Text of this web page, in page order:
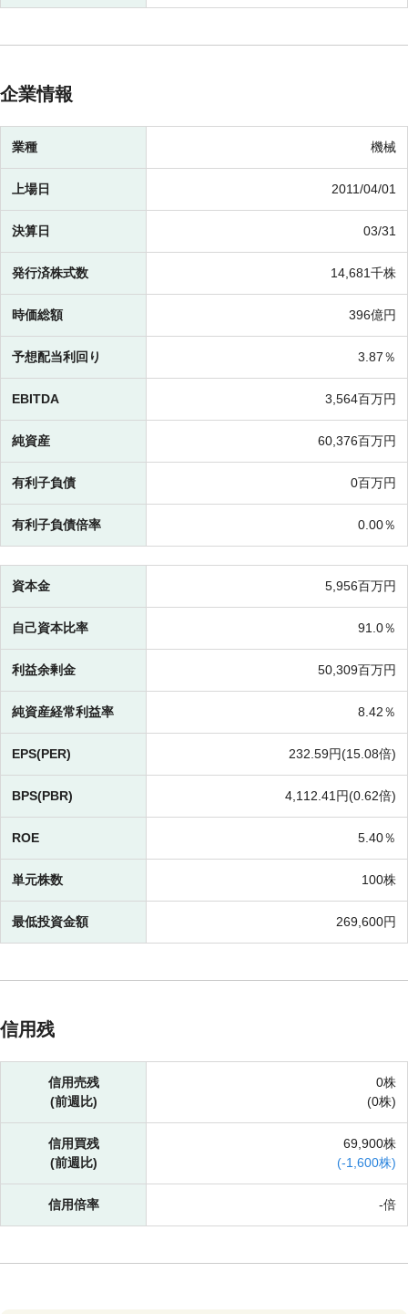
企業情報
業種 機械
上場日 2011/04/01
決算日 03/31
発行済株式数 14,681千株
時価総額 396億円
予想配当利回り 3.87％
EBITDA 3,564百万円
純資産 60,376百万円
有利子負債 0百万円
有利子負債倍率 0.00％
資本金 5,956百万円
自己資本比率 91.0％
利益余剰金 50,309百万円
純資産経常利益率 8.42％
EPS(PER) 232.59円(15.08倍)
BPS(PBR) 4,112.41円(0.62倍)
ROE 5.40％
単元株数 100株
最低投資金額 269,600円
信用残
信用売残
(前週比)
0株
(0株)
信用買残
(前週比)
69,900株
(-1,600株)
信用倍率 -倍